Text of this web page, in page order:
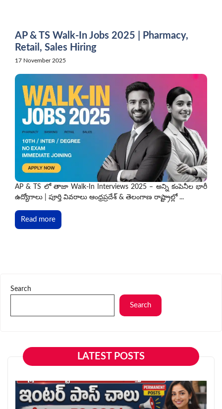
AP & TS Walk-In Jobs 2025 | Pharmacy,
Retail, Sales Hiring
17 November 2025
AP & TS లో తాజా Walk-In Interviews 2025 – అన్ని కంపెనీల భారీ
ఉద్యోగాలు | పూర్తి వివరాలు ఆంధ్రప్రదేశ్ & తెలంగాణ రాష్ట్రాల్లో ...
Read more
Search
Search
LATEST POSTS